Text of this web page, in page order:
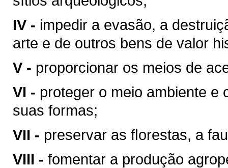
IV - impedir a evasão, a
arte e de outros bens de valor
V - proporcionar os meios de
VI - proteger o meio ambiente e
suas formas;
VII - preservar as ﬂorestas, a
VIII - fomentar a produção